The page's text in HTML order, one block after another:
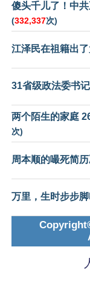
傻头千儿了！中
(332,337次)
江泽民在祖籍出
31省级政法委书
两个陌生的家庭
次)
周本顺的嘬死简
万里，生时步步